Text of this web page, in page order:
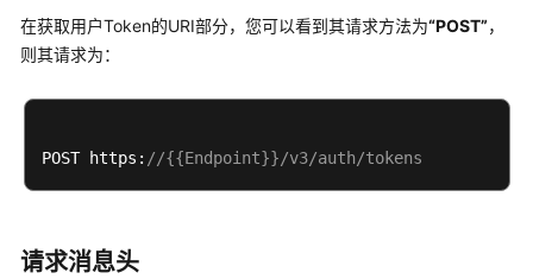
产
品
术
更
在获取用户Token的URI部分，您可以看到其请求方法为“POST”，
则其请求为：
POST https: //{{Endpoint}}/v3/auth/tokens
请求消息头